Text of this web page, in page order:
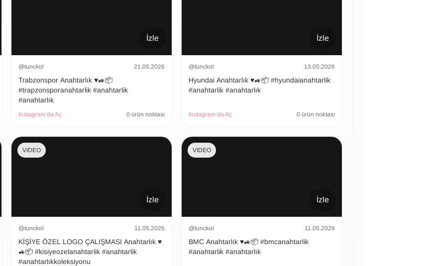
İzle
@tunckol 21.05.2026
Trabzonspor Anahtarlık ♥️🚙📦
#trapzonsporanahtarlik #anahtarlik
#anahtarlık
Instagram’da Aç 0 ürün noktası
İzle
@tunckol 13.05.2026
Hyundai Anahtarlık ♥️🚙📦 #hyundaianahtarlik
#anahtarlik #anahtarlık
Instagram’da Aç 0 ürün noktası
İzle
VIDEO
@tunckol 11.05.2026
KİŞİYE ÖZEL LOGO ÇALIŞMASI Anahtarlık ♥️
🚙📦 #kisiyeozelanahtarlik #anahtarlik
#anahtarlıkkoleksiyonu
İzle
VIDEO
@tunckol 11.05.2026
BMC Anahtarlık ♥️🚙📦 #bmcanahtarlik
#anahtarlik #anahtarlık